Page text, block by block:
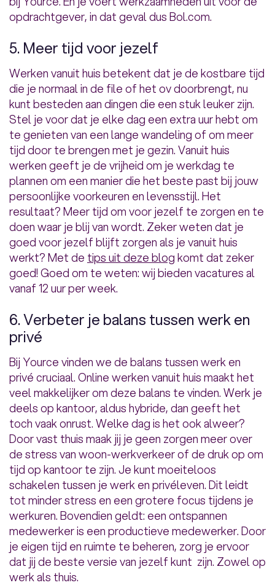
opdrachtgever, in dat geval dus Bol.com.
5. Meer tijd voor jezelf
Werken vanuit huis betekent dat je de kostbare tijd
die je normaal in de file of het ov doorbrengt, nu
kunt besteden aan dingen die een stuk leuker zijn.
Stel je voor dat je elke dag een extra uur hebt om
te genieten van een lange wandeling of om meer
tijd door te brengen met je gezin. Vanuit huis
werken geeft je de vrijheid om je werkdag te
plannen om een manier die het beste past bij jouw
persoonlijke voorkeuren en levensstijl. Het
resultaat? Meer tijd om voor jezelf te zorgen en te
doen waar je blij van wordt. Zeker weten dat je
goed voor jezelf blijft zorgen als je vanuit huis
werkt? Met de tips uit deze blogkomt dat zeker
goed! Goed om te weten: wij bieden vacatures al
vanaf 12 uur per week.
6. Verbeter je balans tussen werk en
privé
Bij Yource vinden we de balans tussen werk en
privé cruciaal. Online werken vanuit huis maakt het
veel makkelijker om deze balans te vinden. Werk je
deels op kantoor, aldus hybride, dan geeft het
toch vaak onrust. Welke dag is het ook alweer?
Door vast thuis maak jij je geen zorgen meer over
de stress van woon-werkverkeer of de druk op om
tijd op kantoor te zijn. Je kunt moeiteloos
schakelen tussen je werk en privéleven. Dit leidt
tot minder stress en een grotere focus tijdens je
werkuren. Bovendien geldt: een ontspannen
medewerker is een productieve medewerker. Door
je eigen tijd en ruimte te beheren, zorg je ervoor
dat jij de beste versie van jezelf kunt zijn. Zowel op
werk als thuis.